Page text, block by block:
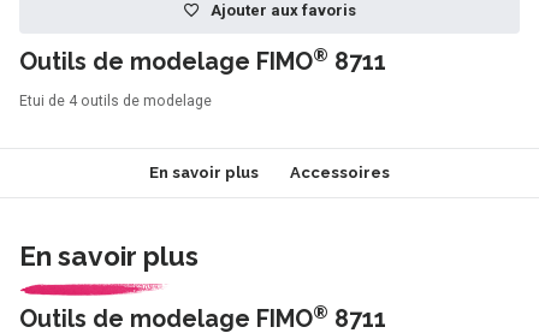
Ajouter aux favoris
Outils de modelage FIMO® 8711
Etui de 4 outils de modelage
En savoir plus Accessoires
En savoir plus
Outils de modelage FIMO® 8711